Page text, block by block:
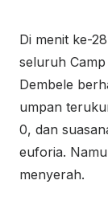
Di menit ke-
seluruh
Dembele
umpan
0, dan
euforia.
menyerah.